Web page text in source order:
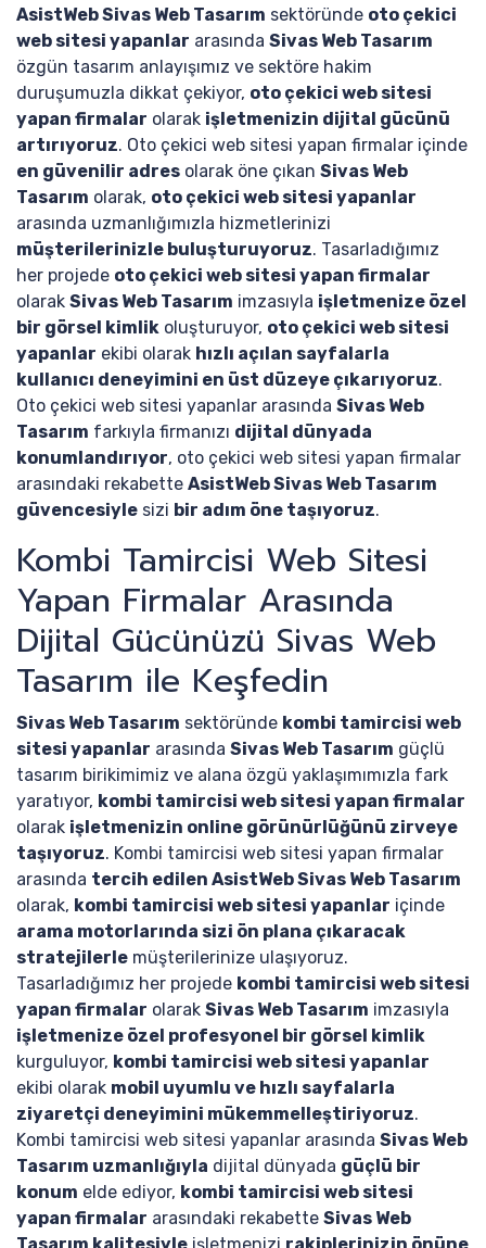
AsistWeb Sivas Web Tasarım sektöründe oto çekici
web sitesi yapanlar arasında Sivas Web Tasarım
özgün tasarım anlayışımız ve sektöre hakim
duruşumuzla dikkat çekiyor, oto çekici web sitesi
yapan firmalar olarak işletmenizin dijital gücünü
artırıyoruz. Oto çekici web sitesi yapan firmalar içinde
en güvenilir adres olarak öne çıkan Sivas Web
Tasarım olarak, oto çekici web sitesi yapanlar
arasında uzmanlığımızla hizmetlerinizi
müşterilerinizle buluşturuyoruz. Tasarladığımız
her projede oto çekici web sitesi yapan firmalar
olarak Sivas Web Tasarım imzasıyla işletmenize özel
bir görsel kimlik oluşturuyor, oto çekici web sitesi
yapanlar ekibi olarak hızlı açılan sayfalarla
kullanıcı deneyimini en üst düzeye çıkarıyoruz.
Oto çekici web sitesi yapanlar arasında Sivas Web
Tasarım farkıyla firmanızı dijital dünyada
konumlandırıyor, oto çekici web sitesi yapan firmalar
arasındaki rekabette AsistWeb Sivas Web Tasarım
güvencesiyle sizi bir adım öne taşıyoruz.
Kombi Tamircisi Web Sitesi
Yapan Firmalar Arasında
Dijital Gücünüzü Sivas Web
Tasarım ile Keşfedin
Sivas Web Tasarım sektöründe kombi tamircisi web
sitesi yapanlar arasında Sivas Web Tasarım güçlü
tasarım birikimimiz ve alana özgü yaklaşımımızla fark
yaratıyor, kombi tamircisi web sitesi yapan firmalar
olarak işletmenizin online görünürlüğünü zirveye
taşıyoruz. Kombi tamircisi web sitesi yapan firmalar
arasında tercih edilen AsistWeb Sivas Web Tasarım
olarak, kombi tamircisi web sitesi yapanlar içinde
arama motorlarında sizi ön plana çıkaracak
stratejilerle müşterilerinize ulaşıyoruz.
Tasarladığımız her projede kombi tamircisi web sitesi
yapan firmalar olarak Sivas Web Tasarım imzasıyla
işletmenize özel profesyonel bir görsel kimlik
kurguluyor, kombi tamircisi web sitesi yapanlar
ekibi olarak mobil uyumlu ve hızlı sayfalarla
ziyaretçi deneyimini mükemmelleştiriyoruz.
Kombi tamircisi web sitesi yapanlar arasında Sivas Web
Tasarım uzmanlığıyla dijital dünyada güçlü bir
konum elde ediyor, kombi tamircisi web sitesi
yapan firmalar arasındaki rekabette Sivas Web